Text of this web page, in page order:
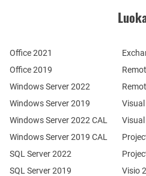
Office 2021
Office 2019
Windows Server 2022
Windows Server 2019
SQL Server 2022
SQL Server 2019
Windows Server 2022 CAL
Windows Server 2019 CAL
Visio